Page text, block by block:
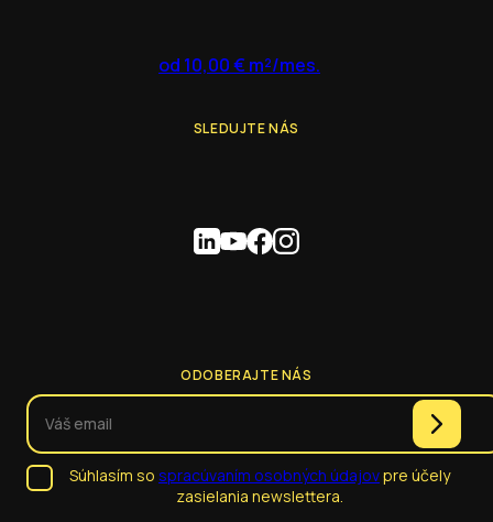
od 10,00 € m²/mes.
SLEDUJTE NÁS
ODOBERAJTE NÁS
Súhlasím so spracúvaním osobných údajovpre účely
zasielania newslettera.